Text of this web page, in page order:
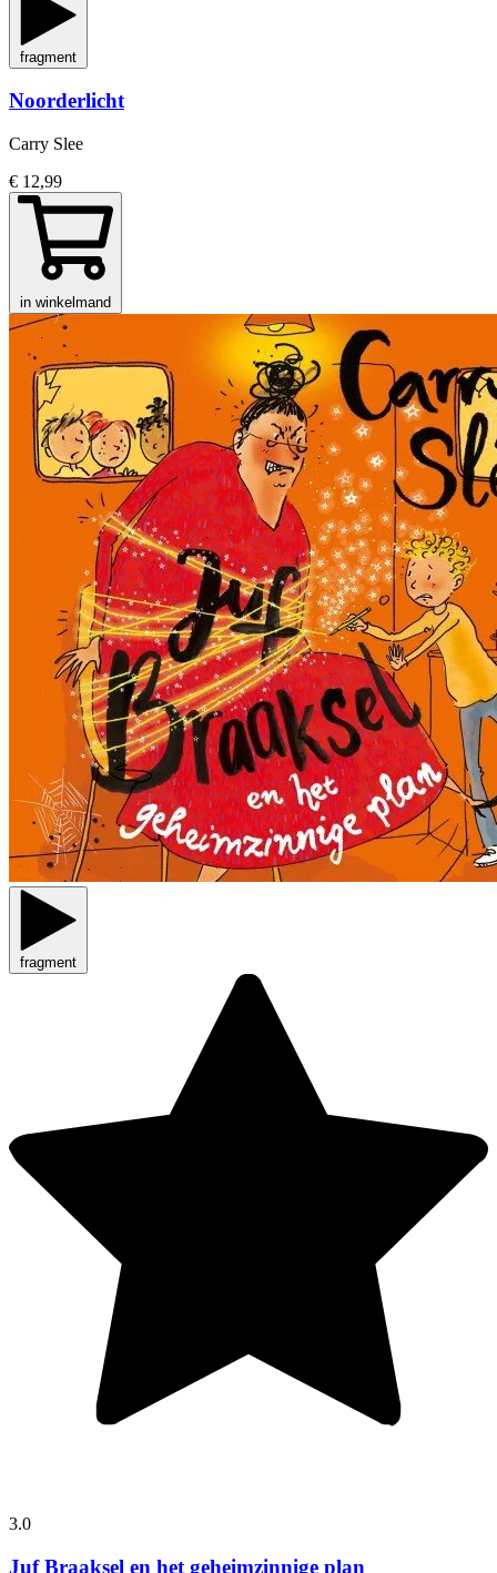
fragment
Noorderlicht
Carry Slee
€ 12,99
in winkelmand
fragment
3.0
Juf Braaksel en het geheimzinnige plan